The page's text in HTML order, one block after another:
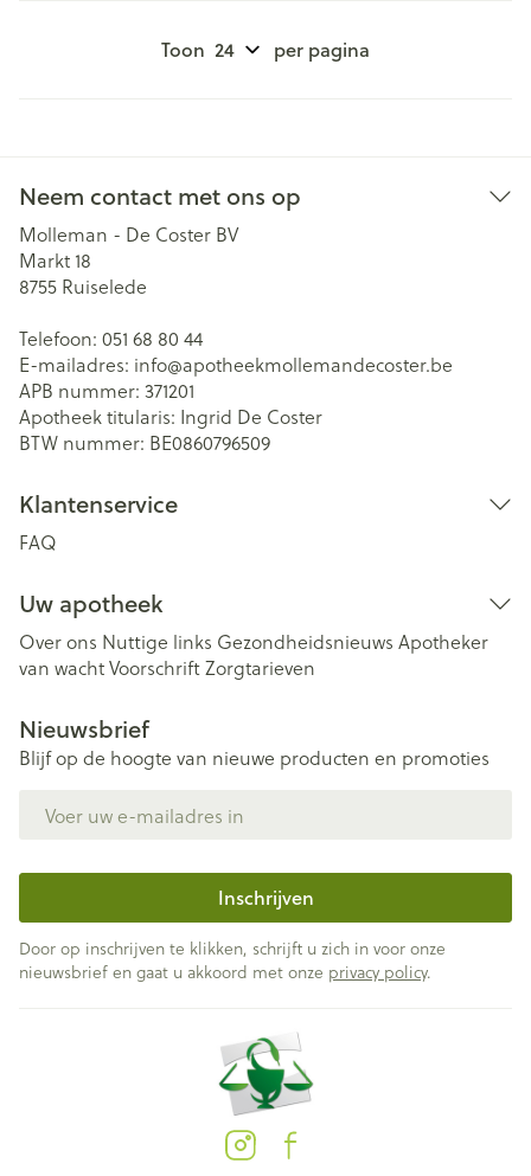
Toon per pagina
Neem contact met ons op
Molleman - De Coster BV
Markt 18
8755 Ruiselede
Telefoon: 051 68 80 44
E-mailadres: info@apotheekmollemandecoster.be
APB nummer: 371201
Apotheek titularis: Ingrid De Coster
BTW nummer: BE0860796509
Klantenservice
FAQ
Uw apotheek
Over ons Nuttige links Gezondheidsnieuws Apotheker
van wachtVoorschriftZorgtarieven
Nieuwsbrief
Blijf op de hoogte van nieuwe producten en promoties
Inschrijven
Door op inschrijven te klikken, schrijft u zich in voor onze
nieuwsbrief en gaat u akkoord met onze privacy policy.